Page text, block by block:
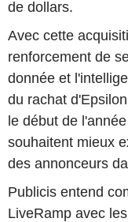
de dollars.
Avec cette
renforcement de
donnée et
du rachat
le début de
souhaitent mieux
des annonceurs
Publicis entend
LiveRamp avec